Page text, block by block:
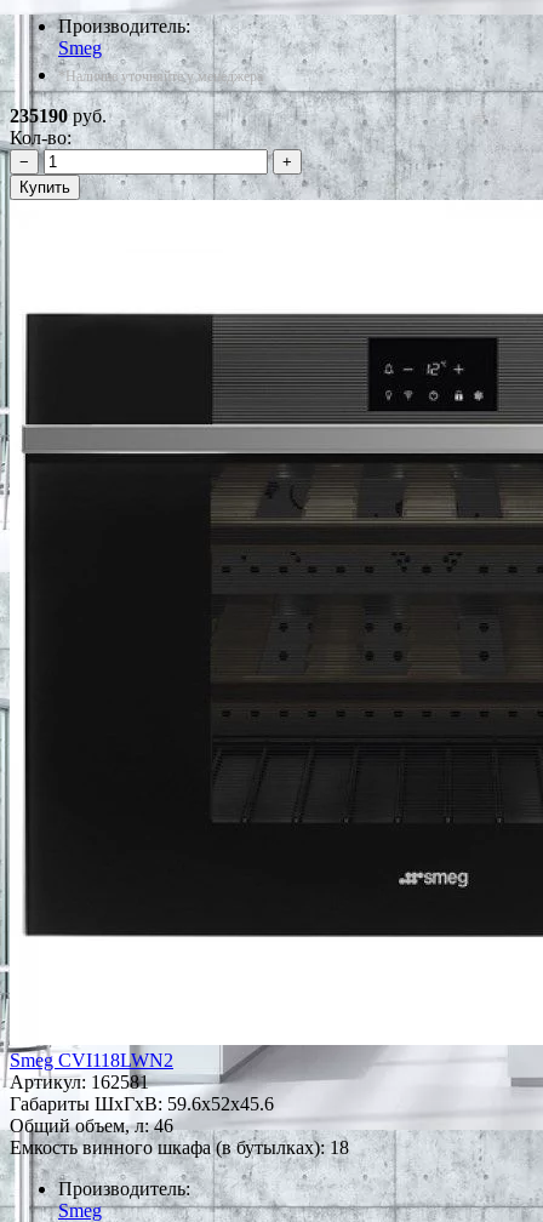
Производитель:
Smeg
*Наличие уточняйте у менеджера
235190руб.
Кол-во:
−
+
Купить
Smeg CVI118LWN2
Артикул: 162581
Габариты ШxГxВ: 59.6x52x45.6
Общий объем, л: 46
Емкость винного шкафа (в бутылках): 18
Производитель:
Smeg